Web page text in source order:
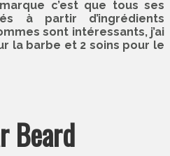
c’est que tous ses
à partir d’ingrédients
sont intéressants, j’ai
la barbe et 2 soins pour le
Beard